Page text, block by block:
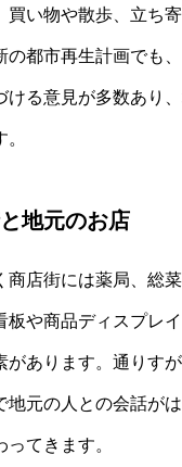
買い物や散歩、立ち
の都市再生計画でも
ける意見が多数あり
地元のお店
商店街には薬局、総
板や商品ディスプレ
があります。通りす
地元の人との会話が
てきます。